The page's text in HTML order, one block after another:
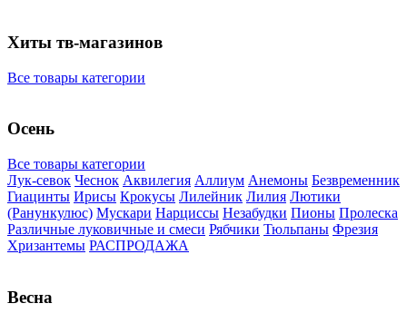
Хиты тв-магазинов
Все товары категории
Осень
Все товары категории
Лук-севок Чеснок Аквилегия Аллиум Анемоны Безвременник
Гиацинты Ирисы Крокусы Лилейник Лилия Лютики
(Ранункулюс) Мускари Нарцисcы Незабудки Пионы Пролеска
Различные луковичные и смеси Рябчики Тюльпаны Фрезия
Хризантемы РАСПРОДАЖА
Весна